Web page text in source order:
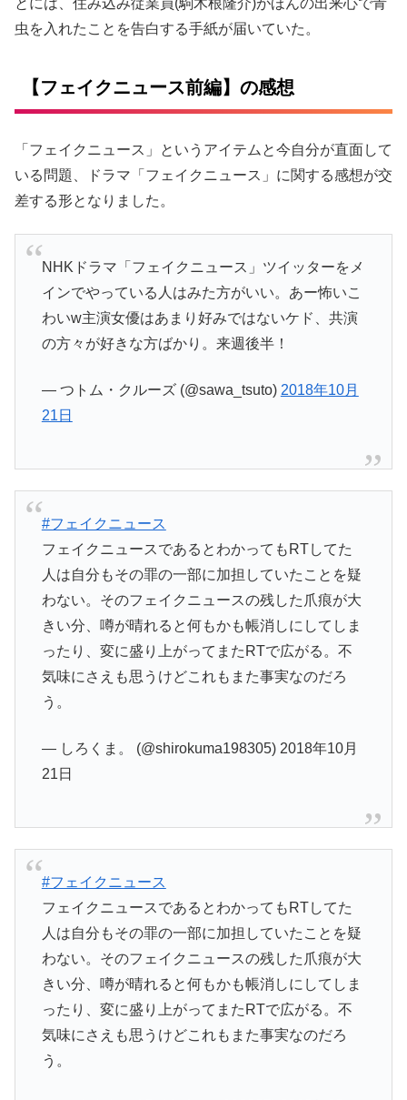
とには、住み込み従業員(駒木根隆介)がほんの出来心で青
虫を入れたことを告白する手紙が届いていた。
【フェイクニュース前編】の感想
「フェイクニュース」というアイテムと今自分が直面して
いる問題、ドラマ「フェイクニュース」に関する感想が交
差する形となりました。
NHKドラマ「フェイクニュース」ツイッターをメ
インでやっている人はみた方がいい。あー怖いこ
わいw主演女優はあまり好みではないケド、共演
の方々が好きな方ばかり。来週後半！
— つトム・クルーズ (@sawa_tsuto) 2018年10月
21日
#フェイクニュース
フェイクニュースであるとわかってもRTしてた
人は自分もその罪の一部に加担していたことを疑
わない。そのフェイクニュースの残した爪痕が大
きい分、噂が晴れると何もかも帳消しにしてしま
ったり、変に盛り上がってまたRTで広がる。不
気味にさえも思うけどこれもまた事実なのだろ
う。
— しろくま。 (@shirokuma198305) 2018年10月
21日
#フェイクニュース
フェイクニュースであるとわかってもRTしてた
人は自分もその罪の一部に加担していたことを疑
わない。そのフェイクニュースの残した爪痕が大
きい分、噂が晴れると何もかも帳消しにしてしま
ったり、変に盛り上がってまたRTで広がる。不
気味にさえも思うけどこれもまた事実なのだろ
う。